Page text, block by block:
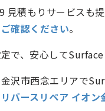
積もりサービスも
確認ください。
で、安心して
沢市西念エリアで
リバースリペア イオ